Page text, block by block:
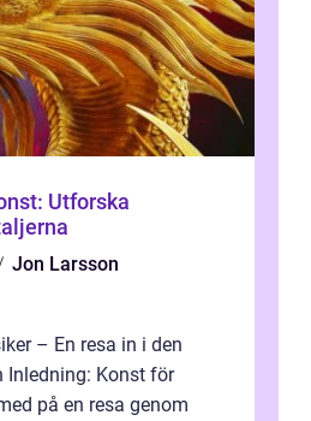
Utforska
Jon Larsson
– En resa in i den
Inledning: Konst för
på en resa genom